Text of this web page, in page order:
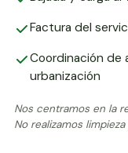
Factura del
Coordinación de
urbanización
Nos centramos en la
No realizamos